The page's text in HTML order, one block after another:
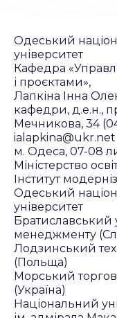
Одеський
університет
Кафедра
і проєктами»,
Лапкіна Інна
кафедри, д.е.н.,
Мечникова, 34
ialapkina@ukr.net
м. Одеса, 07-08
Міністерство
Інститут
Одеський
університет
Братиславський
менеджменту
Лодзинський
(Польща)
Морський
(Україна)
Національний